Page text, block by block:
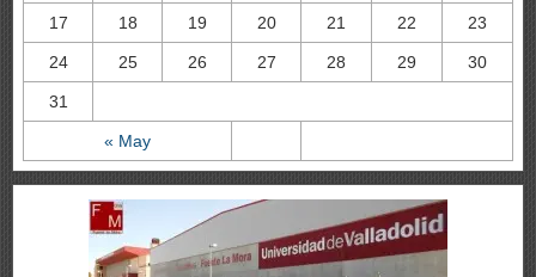
« May
17 18 19 20 21 22 23
24 25 26 27 28 29 30
31